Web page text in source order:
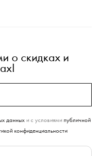
о скидках и
данныхи с условиями публичной
конфиденциальности